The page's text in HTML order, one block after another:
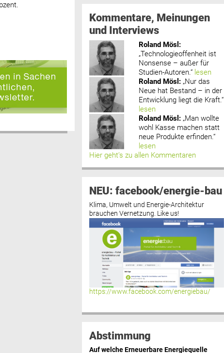
Kommentare, Meinungen
und Interviews
Roland Mösl :
„Technologieoffenheit ist
Nonsense – außer für
Studien-Autoren.“ lesen
Roland Mösl : „Nur das
Neue hat Bestand – in der
Entwicklung liegt die Kraft.“
lesen
Roland Mösl : „Man wollte
wohl Kasse machen statt
neue Produkte erfinden.“
lesen
Hier geht’s zu allen Kommentaren
NEU: facebook/energie-bau
Klima, Umwelt und Energie-Architektur
brauchen Vernetzung. Like us!
https://www.facebook.com/energiebau/
Abstimmung
Auf welche Erneuerbare Energiequelle